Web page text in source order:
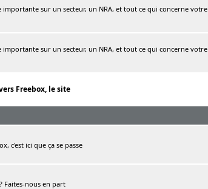
sur un secteur, un NRA, et tout ce qui concerne votre
sur un secteur, un NRA, et tout ce qui concerne votre
Freebox, le site
c'est ici que ça se passe
Faites-nous en part